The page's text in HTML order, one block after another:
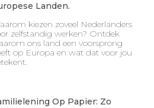
Landen.
kiezen zoveel Nederlanders
zelfstandig werken? Ontdek
ons land een voorsprong
op Europa en wat dat voor jou
Op Papier: Zo